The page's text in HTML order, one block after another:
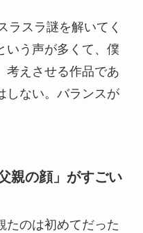
ラスラ謎を解いてく
いう声が多くて、僕
考えさせる作品であ
しない。バランスが
親の顔」がすごい
たのは初めてだった